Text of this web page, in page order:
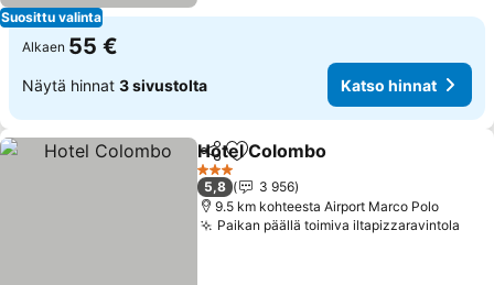
Suosittu valinta
Alkaen 55 €
Näytä hinnat 3 sivustolta Katso hinnat
Jaa Lisää suosikkeihin
Hotel Colombo
3 Tähtiluokitus
5,8
3 956
9.5 km kohteesta Airport Marco Polo
Paikan päällä toimiva iltapizzaravintola